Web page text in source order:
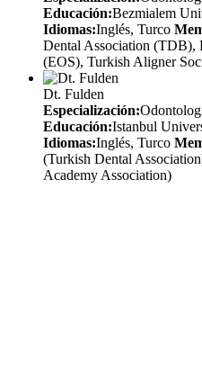
Educación:Bezmialem
Idiomas:Inglés, Turco
Dental Association (TDB),
(EOS), Turkish Aligner
Dt. Fulden
Especialización:
Educación:Istanbul
Idiomas:Inglés, Turco
(Turkish Dental
Academy Association)